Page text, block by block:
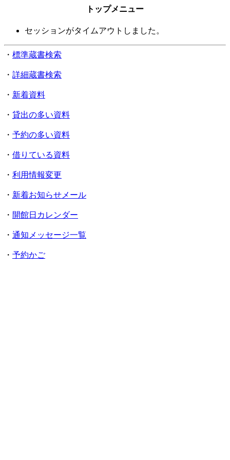
トップメニュー
セッションがタイムアウトしました。
・ 標準蔵書検索
・ 詳細蔵書検索
・ 新着資料
・ 貸出の多い資料
・ 予約の多い資料
・ 借りている資料
・ 利用情報変更
・ 新着お知らせメール
・ 開館日カレンダー
・ 通知メッセージ一覧
・ 予約かご